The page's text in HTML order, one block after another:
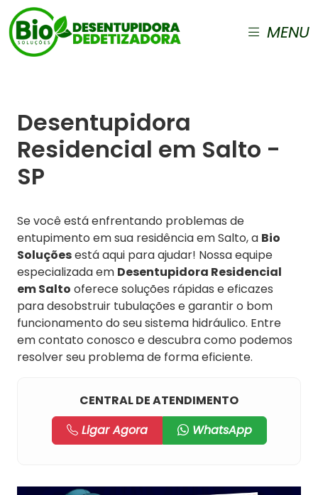
MENU
Desentupidora
Residencial em Salto -
SP
Se você está enfrentando problemas de
entupimento em sua residência em Salto, a Bio
Soluçõesestá aqui para ajudar! Nossa equipe
especializada em Desentupidora Residencial
em Salto oferece soluções rápidas e eficazes
para desobstruir tubulações e garantir o bom
funcionamento do seu sistema hidráulico. Entre
em contato conosco e descubra como podemos
resolver seu problema de forma eficiente.
CENTRAL DE ATENDIMENTO
Ligar Agora
WhatsApp